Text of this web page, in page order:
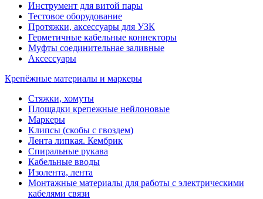
Инструмент для витой пары
Тестовое оборудование
Протяжки, аксессуары для УЗК
Герметичные кабельные коннекторы
Муфты соединительнае заливные
Аксессуары
Крепёжные материалы и маркеры
Стяжки, хомуты
Площадки крепежные нейлоновые
Маркеры
Клипсы (скобы с гвоздем)
Лента липкая. Кембрик
Спиральные рукава
Кабельные вводы
Изолента, лента
Монтажные материалы для работы с электрическими
кабелями связи